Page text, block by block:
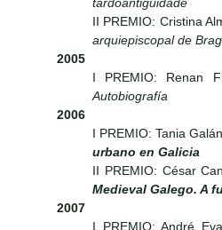
tardoantigüidade
II PREMIO: Cristina
arquiepiscopal de
2005
I PREMIO: Renan
Autobiografía
2006
I PREMIO: Tania
urbano en Galicia
II PREMIO: César
Medieval Galego. A
2007
I PREMIO: André